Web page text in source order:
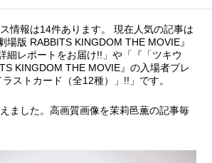
声優記事一覧
実写化映画一覧
情報は14件あります。 現在人気の記事は
場版 RABBITS KINGDOM THE MOVIE』
細レポートをお届け!!」や「『「ツキウ
KINGDOM THE MOVIE』の入場者プレ
ストカード（全12種）」!!」です。
ました。高画質画像を茉莉邑薫の記事毎